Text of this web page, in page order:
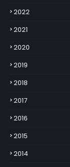
2022
2021
2020
2019
2018
2017
2016
2015
2014